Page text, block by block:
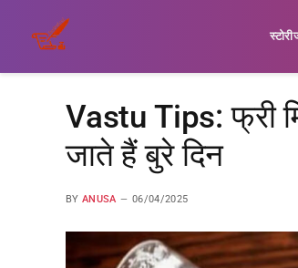
Vastu Tips: फ्री
जाते हैं बुरे दिन
BY ANUSA 06/04/2025